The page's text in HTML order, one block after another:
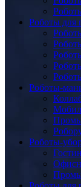
Роботы для
Роботы-
Роботы-